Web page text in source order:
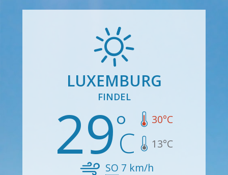
LUXEMBURG
FINDEL
29 30°C
13°C
SO 7 km/h